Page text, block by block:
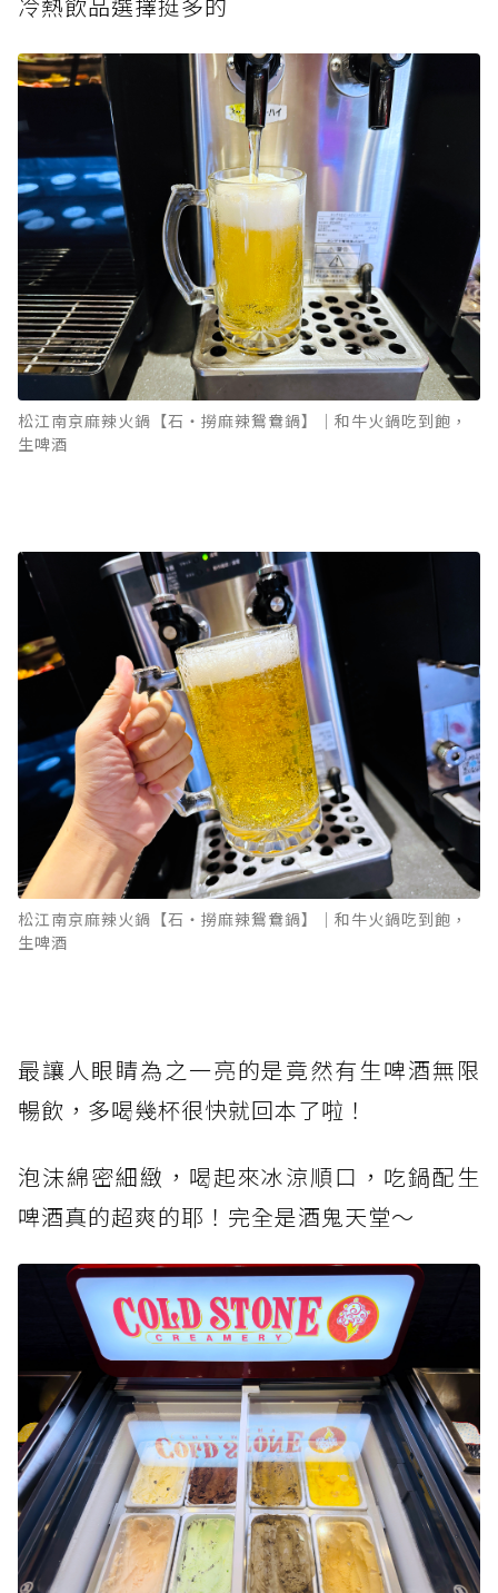
松江南京麻辣火鍋【石‧撈麻辣鴛鴦鍋】｜和牛火鍋吃到飽，
生啤酒
松江南京麻辣火鍋【石‧撈麻辣鴛鴦鍋】｜和牛火鍋吃到飽，
生啤酒
最讓人眼睛為之一亮的是竟然有生啤酒無限
暢飲，多喝幾杯很快就回本了啦！
泡沫綿密細緻，喝起來冰涼順口，吃鍋配生
啤酒真的超爽的耶！完全是酒鬼天堂～